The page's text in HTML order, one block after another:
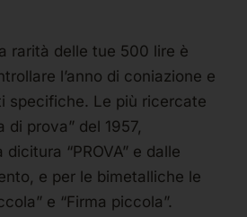
rarità delle tue 500 lire è
l’anno di coniazione e
specifiche. Le più ricercate
di prova” del 1957,
“PROVA” e dalle
e per le bimetalliche le
e “Firma piccola”.